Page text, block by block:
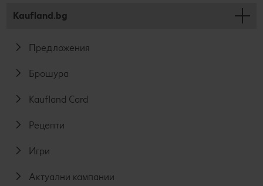
Kaufland.bg
Предложения
Брошура
Kaufland Card
Рецепти
Игри
Актуални кампании